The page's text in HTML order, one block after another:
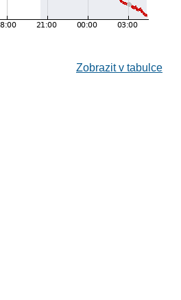
Zobrazit v tabulce